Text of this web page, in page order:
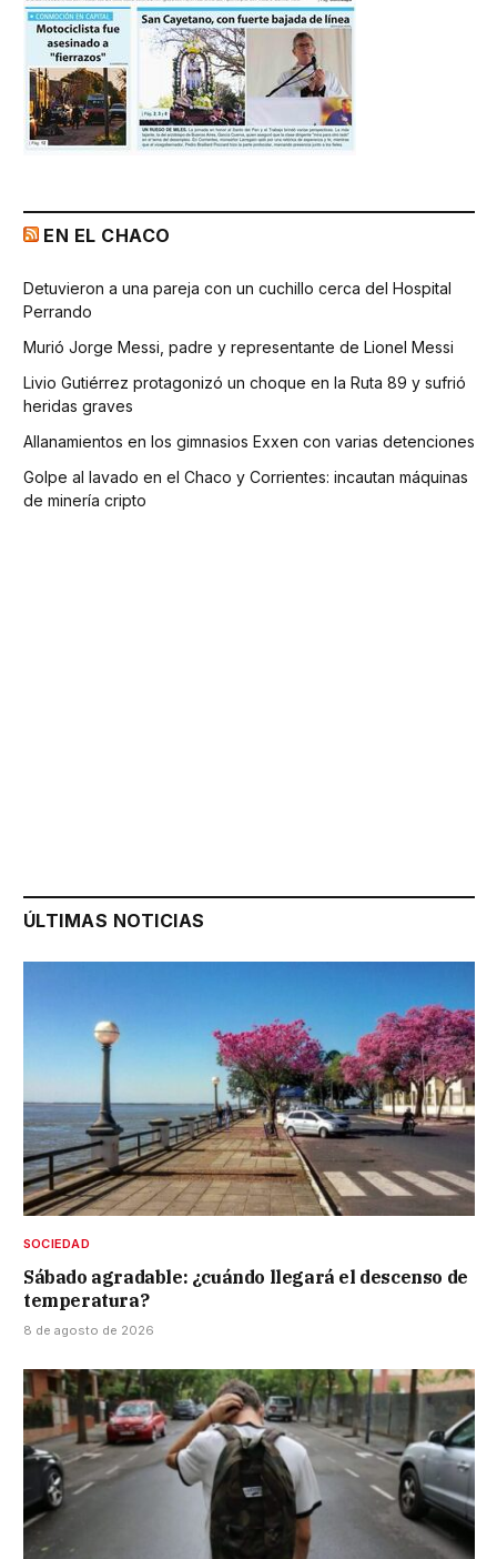
EN EL CHACO
Detuvieron a una pareja con un cuchillo cerca del Hospital
Perrando
Murió Jorge Messi, padre y representante de Lionel Messi
Livio Gutiérrez protagonizó un choque en la Ruta 89 y sufrió
heridas graves
Allanamientos en los gimnasios Exxen con varias detenciones
Golpe al lavado en el Chaco y Corrientes: incautan máquinas
de minería cripto
ÚLTIMAS NOTICIAS
SOCIEDAD
Sábado agradable: ¿cuándo llegará el descenso de
temperatura?
8 de agosto de 2026